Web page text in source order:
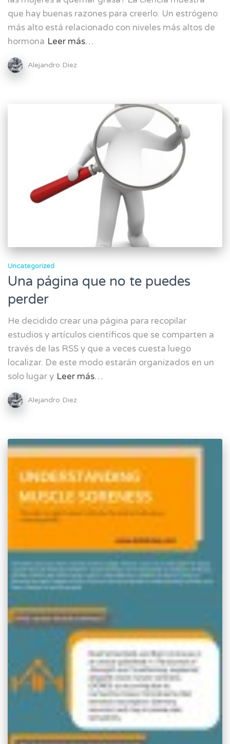
que hay buenas razones para creerlo. Un estrógeno
más alto está relacionado con niveles más altos de
hormona Leer más…
Alejandro Diez
Uncategorized
Una página que no te puedes
perder
He decidido crear una página para recopilar
estudios y artículos científicos que se comparten a
través de las RSS y que a veces cuesta luego
localizar. De este modo estarán organizados en un
solo lugar y Leer más…
Alejandro Diez